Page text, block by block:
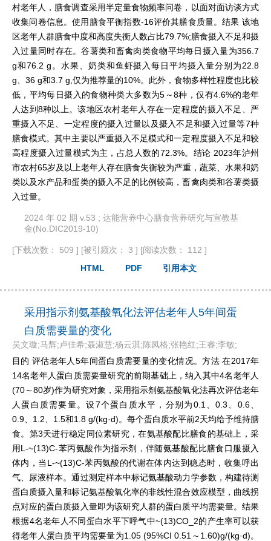
村老年人，膳食调查采用半定量食物频率问卷，以面对面访谈方式
收集问卷信息。使用膳食平衡指数-16评价其膳食质量。结果 该地
区老年人群膳食中度和高度失衡人数占比79.7%;膳食摄入不足和摄
入过量同时存在。谷薯类和畜禽肉类食物平均每日摄入量为356.7
g和76.2 g。水果、奶类和鱼虾摄入每日平均摄入量分别为22.8
g、36 g和3.7 g,仅为推荐量的10%。此外，食物多样性程度也比较
低，平均每日摄入的食物种类大多数为5～8种，仅有4.6%的老年
人达到8种以上。该地区农村老年人存在一定程度的摄入不足、严
重摄入不足、一定程度的摄入过量以及摄入不足和摄入过量等7种
膳食模式。其中主要以严重摄入不足模式和一定程度摄入不足和较
高程度摄入过量模式为主，占总人数的72.3%。结论 2023年泸州
市农村65岁及以上老年人存在膳食失衡较为严重，蔬菜、水果和奶
类以及水产品和蛋类的摄入不足的比例较高，畜禽肉类和谷薯类摄
入过量。
2024 年 02 期 v.53 ; 达能营养中心膳食营养研究与宣教基
金(No.DIC2019-10)
[下载次数： 509 ] [被引频次： 3 ] [阅读次数： 112 ]
HTML
PDF 引用本文
采用指示剂氨基酸氧化法评估老年人5年间蛋
白质需要量的变化
吴文璇;马辉;卢佳希;聂淑慧;杨云淇;陈凤格;张艳红;王睿;李敏;
目的 评估老年人5年间蛋白质需要量的变化情况。方法 在2017年
14名老年人蛋白质需要量研究的前期基础上，纳入其中4名老年人
(70～80岁)作为研究对象，采用指示剂氨基酸氧化法再次评估老年
人蛋白质需要量。设7个蛋白质水平，分别为0.1、0.3、0.6、
0.9、1.2、1.5和1.8 g/(kg·d)。每个蛋白质水平前2天均给予维持膳
食。第3天进行稳定同位素研究，在氨基酸配比膳食的基础上，采
用L-~(13)C-苯丙氨酸作为指示剂，伴随氨基酸配比膳食口服摄入
体内，当L-~(13)C-苯丙氨酸的代谢在体内达到稳态时，收集呼出
气、尿液样本。通过测定样本中标记氨基酸动力学参数，构建待测
蛋白质摄入量和标记氨基酸氧化率的非线性混合效应模型，曲线拐
点对应的蛋白质摄入量即为该研究人群的蛋白质平均需要量。结果
根据4名老年人不同蛋白水平下呼气中~(13)CO_2的产生率可以获
得老年人蛋白质平均需要量为1.05 (95%CI 0.51～1.60)g/(kg·d)。